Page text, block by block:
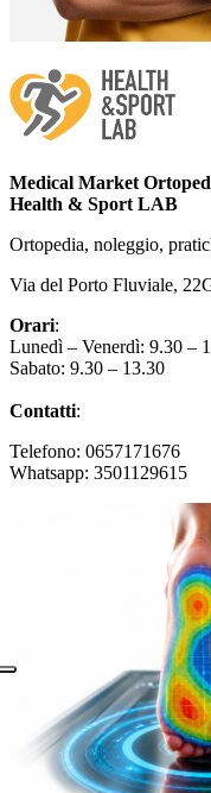
Medical Market
Health & Sport LAB
Ortopedia, noleggio,
Via del Porto Fluviale,
Orari:
Lunedì – Venerdì: 9.30 –
Sabato: 9.30 – 13.30
Contatti:
Telefono: 0657171676
Whatsapp: 3501129615